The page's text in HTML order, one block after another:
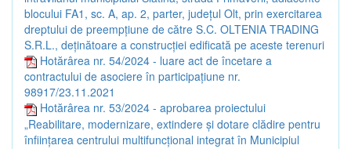
blocului FA1, sc. A, ap. 2, parter, județul Olt, prin exercitarea
dreptului de preempțiune de către S.C. OLTENIA TRADING
S.R.L., deținătoare a construcției edificată pe aceste terenuri
Hotărârea nr. 54/2024 - luare act de încetare a
contractului de asociere în participațiune nr.
98917/23.11.2021
Hotărârea nr. 53/2024 - aprobarea proiectului
„Reabilitare, modernizare, extindere și dotare clădire pentru
înființarea centrului multifuncțional integrat în Municipiul